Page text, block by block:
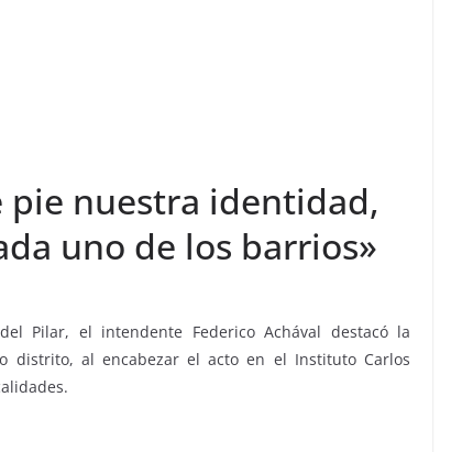
pie nuestra identidad,
uno de los barrios»
Pilar, el intendente Federico Achával destacó la
al encabezar el acto en el Instituto Carlos